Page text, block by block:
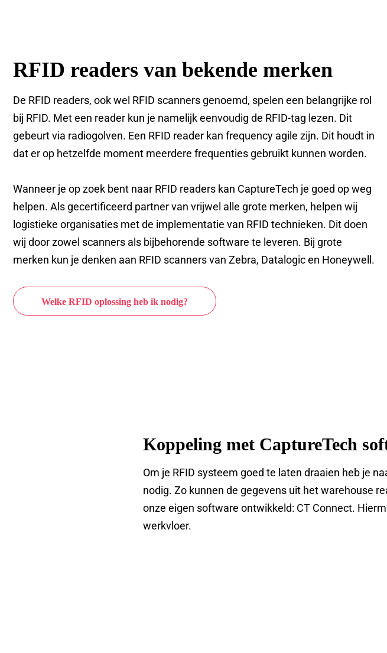
RFID readers van bekende merken
De RFID readers, ook wel RFID scanners genoemd, spelen een belangrijke rol
bij RFID. Met een reader kun je namelijk eenvoudig de RFID-tag lezen. Dit
gebeurt via radiogolven. Een RFID reader kan frequency agile zijn. Dit houdt in
dat er op hetzelfde moment meerdere frequenties gebruikt kunnen worden.
Wanneer je op zoek bent naar RFID readers kan CaptureTech je goed op weg
helpen. Als gecertificeerd partner van vrijwel alle grote merken, helpen wij
logistieke organisaties met de implementatie van RFID technieken. Dit doen
wij door zowel scanners als bijbehorende software te leveren. Bij grote
merken kun je denken aan RFID scanners van Zebra, Datalogic en Honeywell.
Welke RFID oplossing heb ik nodig?
Koppeling met CaptureTech
Om je RFID systeem goed te laten draaien heb je
nodig. Zo kunnen de gegevens uit het warehouse
onze eigen software ontwikkeld: CT Connect.
werkvloer.